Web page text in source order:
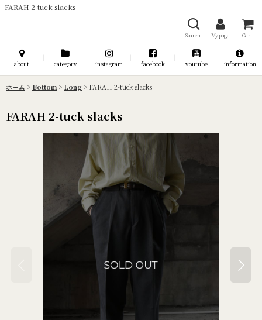
FARAH 2-tuck slacks
Search My page Cart
about category instagram facebook youtube information
ホーム > Bottom > Long > FARAH 2-tuck slacks
FARAH 2-tuck slacks